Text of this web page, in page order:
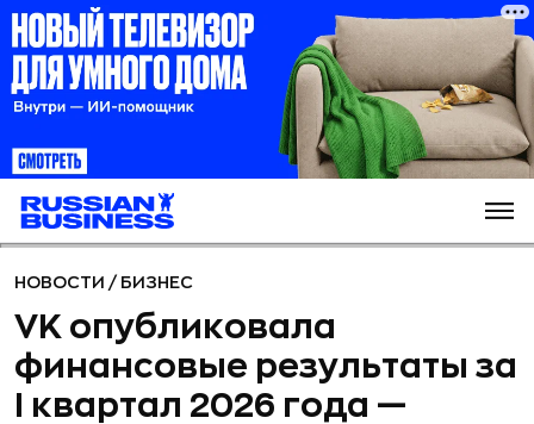
НОВОСТИ / БИЗНЕС
VK опубликовала
финансовые результаты за
I квартал 2026 года —